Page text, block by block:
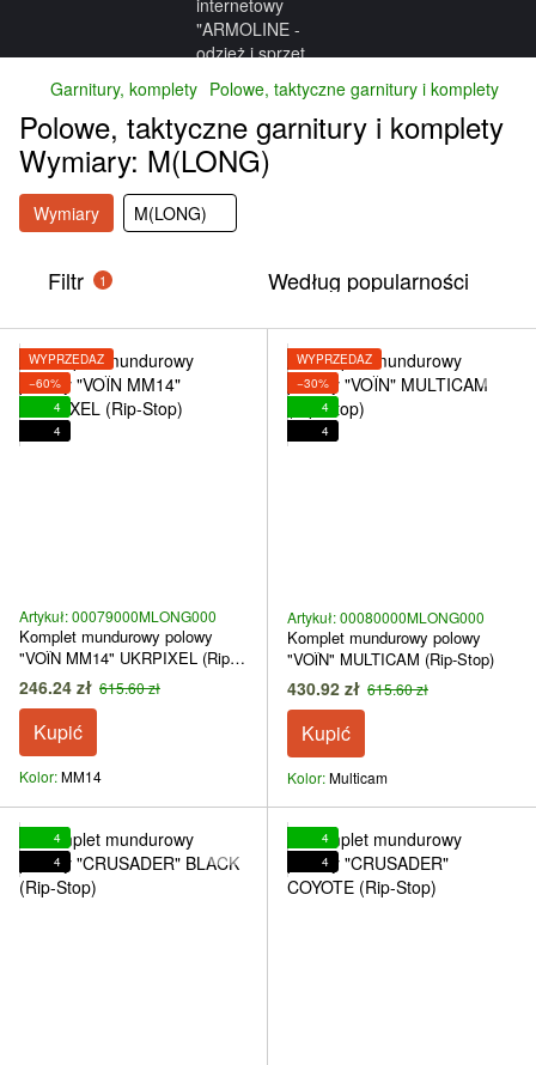
Garnitury, komplety Polowe, taktyczne garnitury i komplety
Polowe, taktyczne garnitury i komplety
Wymiary: M(LONG)
Wymiary M(LONG)
Filtr 1 Według popularności
WYPRZEDAŻ
−60%
4
4
Artykuł: 00079000MLONG000
Komplet mundurowy polowy
"VOЇN MM14" UKRPIXEL (Rip-
Stop)
246.24 zł 615.60 zł
Kupić
Kolor ММ14
WYPRZEDAŻ
−30%
4
4
Artykuł: 00080000MLONG000
Komplet mundurowy polowy
"VOЇN" MULTICAM (Rip-Stop)
430.92 zł 615.60 zł
Kupić
Kolor Multicam
4
4
4
4